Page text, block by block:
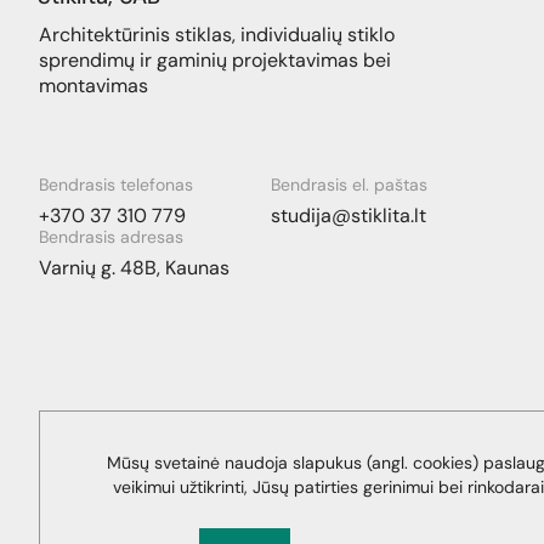
Architektūrinis stiklas, individualių stiklo
sprendimų ir gaminių projektavimas bei
montavimas
Bendrasis telefonas
+370 37 310 779
Bendrasis el. paštas
studija@stiklita.lt
Bendrasis adresas
Varnių g. 48B, Kaunas
Mūsų svetainė naudoja slapukus (angl. cookies)
veikimui užtikrinti, Jūsų patirties gerinimui bei